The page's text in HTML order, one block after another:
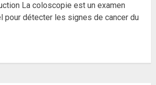
La coloscopie est un examen
pour détecter les signes de cancer du